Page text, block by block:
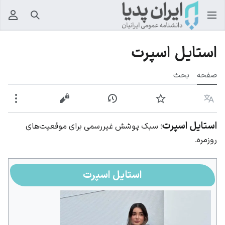
جستجو
استایل اسپرت
صفحه بحث
زبان پیگیری نمایش تاریخچهنمایش مبدأ
استایل اسپرت؛ سبک پوشش غیررسمی برای موقعیت‌های
روزمره.
استایل اسپرت